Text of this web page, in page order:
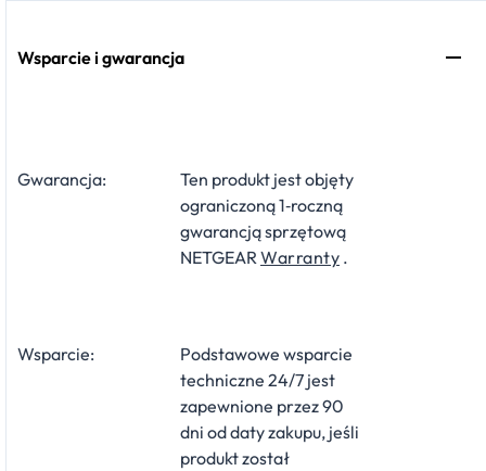
Wsparcie i gwarancja
Gwarancja:
Ten produkt jest objęty
ograniczoną 1‑roczną
gwarancją sprzętową
NETGEAR Warranty .
Wsparcie:
Podstawowe wsparcie
techniczne 24/7 jest
zapewnione przez 90
dni od daty zakupu, jeśli
produkt został